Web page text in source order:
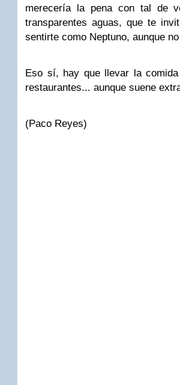
merecería la pena con tal de
transparentes aguas, que te
sentirte como Neptuno, aunque
Eso sí, hay que llevar la
restaurantes... aunque suene
(Paco Reyes)